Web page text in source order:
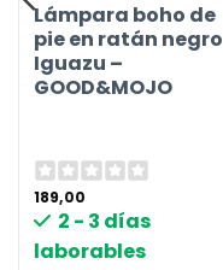
Lámpara boho de
pie en ratán negro
Iguazu –
GOOD&MOJO
189,00
2 - 3 días
laborables